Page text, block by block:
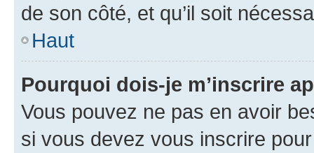
de son côté, et qu’il soit
Haut
Pourquoi dois-je m’inscrire
Vous pouvez ne pas en avoir
si vous devez vous inscrire